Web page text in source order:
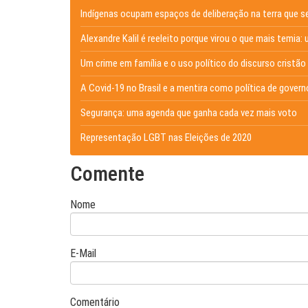
Indígenas ocupam espaços de deliberação na terra que
Alexandre Kalil é reeleito porque virou o que mais temia:
Um crime em família e o uso político do discurso cristão
A Covid-19 no Brasil e a mentira como política de
Segurança: uma agenda que ganha cada vez mais voto
Representação LGBT nas Eleições de 2020
Comente
Nome
E-Mail
Comentário